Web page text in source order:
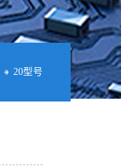
20型号